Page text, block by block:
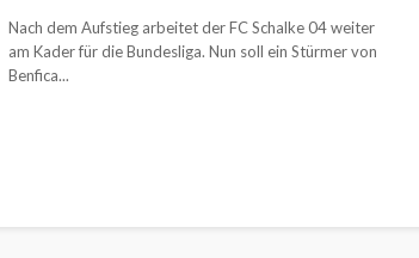
Nach dem Aufstieg arbeitet der FC Schalke 04 weiter
am Kader für die Bundesliga. Nun soll ein Stürmer von
Benfica...